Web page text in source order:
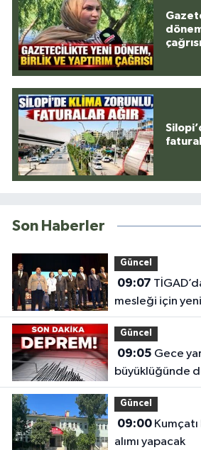
çağrısı
Son Haberler
Güncel
09:07
mesleği için
Güncel
09:05
büyüklüğünde
Güncel
09:00Kumçatı Belediyesi memur
alımı yapacak